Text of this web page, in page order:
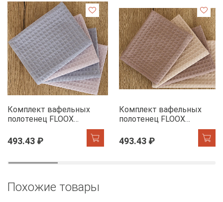
Комплект вафельных
полотенец FLOOX
голубой/сирень
493.43 ₽
Комплект вафельных
полотенец FLOOX
бежевый/шоколад
493.43 ₽
Похожие товары